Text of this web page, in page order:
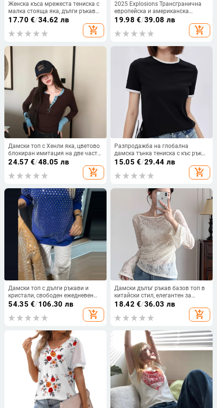
Женска къса мрежеста тениска с
малка стояща яка, дълги ръкави,
пайети
17.70 €/34.62 лв
add_shopping_cart
2025 Explosions Трансгранична
европейска и американска
дамска модна ежедневна риза с
деветточков ръкав и назъбено V-
образно деколте за жени
19.98 €/39.08 лв
add_shopping_cart
Дамски топ с Хенли яка, цветово
блокиран имитация на две части,
дълъг ръкав, есенна кройка,
24.57 €/48.05 лв
add_shopping_cart
Разпродажба на глобална
дамска тънка тениска с къс ръкав
и връзки в цветни блокове, 200 г,
експорт, едноцветен дамски топ
15.05 €/29.44 лв
add_shopping_cart
Дамски топ с дълги ръкави и
кристали, свободен ежедневен
стил, кръгла яка, полиестер,
54.35 €/106.30 лв
add_shopping_cart
Дамски дълъг ръкав базов топ в
китайски стил, елегантен за
слоево обличане
18.42 €/36.03 лв
add_shopping_cart